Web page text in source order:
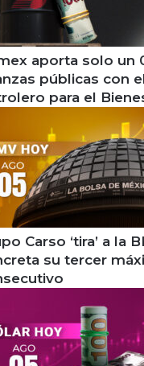
aporta solo un
públicas con
para el
Carso ‘tira’ a la
su tercer